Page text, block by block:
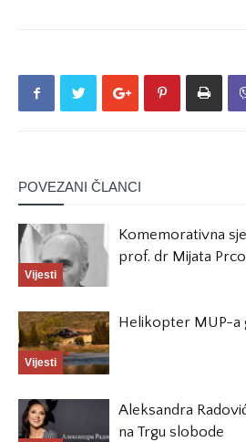
POVEZANI ČLANCI
Vijesti
Komemorativna
prof. dr Mijata
Vijesti
Helikopter MUP-a
Aleksandra
na Trgu slobode